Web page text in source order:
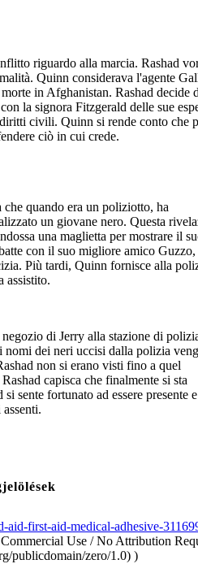
riguardo alla marcia. Rashad
Quinn considerava l'agente
in Afghanistan. Rashad decide
la signora Fitzgerald delle sue
civili. Quinn si rende conto che
ciò in cui crede.
che quando era un poliziotto, ha
un giovane nero. Questa
una maglietta per mostrare il
con il suo migliore amico Guzzo,
Più tardi, Quinn fornisce alla
assistito.
di Jerry alla stazione di
nomi dei neri uccisi dalla polizia
non si erano visti fino a quel
capisca che finalmente si sta
sente fortunato ad essere presente
aid-first-aid-medical-adhesive-
Use / No Attribution
publicdomain/zero/1.0) )